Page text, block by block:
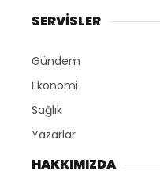
SERVİSLER
Gündem
Ekonomi
Sağlık
Yazarlar
HAKKIMIZDA